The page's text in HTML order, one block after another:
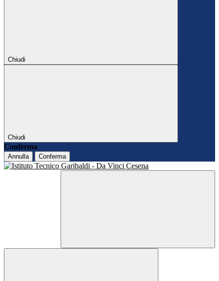
Chiudi
Chiudi
Conferma
Annulla Conferma